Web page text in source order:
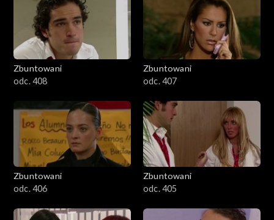
Zbuntowani
odc. 408
Zbuntowani
odc. 407
Zbuntowani
odc. 406
Zbuntowani
odc. 405